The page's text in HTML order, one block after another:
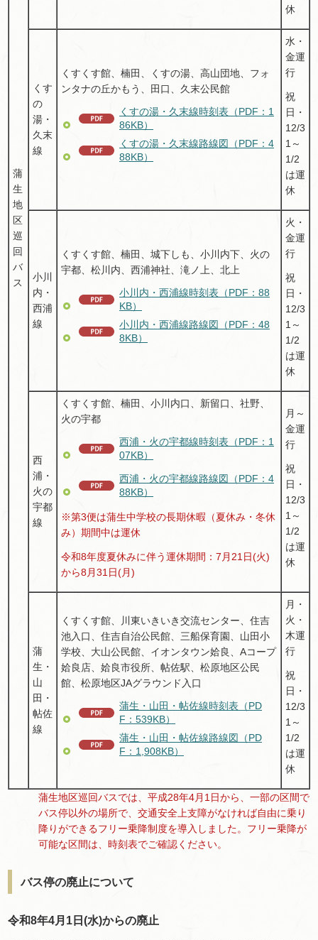
蒲
生
地
区
巡
回
バ
ス
休
くす
の
湯・
久末
線
くすくす館、楠田、くすの湯、高山団地、フォ
ンタナの丘かもう、田口、久末公民館
くすの湯・久末線時刻表（PDF：1
86KB）
くすの湯・久末線路線図（PDF：4
88KB）
水・
金運
行
祝
日・
12/3
1～
1/2
は運
休
小川
内・
西浦
線
くすくす館、楠田、城下しも、小川内下、火の
宇都、松川内、西浦神社、滝ノ上、北上
小川内・西浦線時刻表（PDF：88
KB）
小川内・西浦線路線図（PDF：48
8KB）
火・
金運
行
祝
日・
12/3
1～
1/2
は運
休
西
浦・
火の
宇都
線
くすくす館、楠田、小川内口、新留口、社野、
火の宇都
西浦・火の宇都線時刻表（PDF：1
07KB）
西浦・火の宇都線路線図（PDF：4
88KB）
※第3便は蒲生中学校の長期休暇（夏休み・冬休
み）期間中は運休
令和8年度夏休みに伴う運休期間：7月21日(火)
から8月31日(月)
月～
金運
行
祝
日・
12/3
1～
1/2
は運
休
蒲
生・
山
田・
帖佐
線
くすくす館、川東いきいき交流センター、住吉
池入口、住吉自治公民館、三船保育園、山田小
学校、大山公民館、イオンタウン姶良、Aコープ
姶良店、姶良市役所、帖佐駅、松原地区公民
館、松原地区JAグラウンド入口
蒲生・山田・帖佐線時刻表（PD
F：539KB）
蒲生・山田・帖佐線路線図（PD
F：1,908KB）
月・
火・
木運
行
祝
日・
12/3
1～
1/2
は運
休
蒲生地区巡回バスでは、平成28年4月1日から、一部の区間で
バス停以外の場所で、交通安全上支障がなければ自由に乗り
降りができるフリー乗降制度を導入しました。フリー乗降が
可能な区間は、時刻表でご確認ください。
バス停の廃止について
令和8年4月1日(水)からの廃止